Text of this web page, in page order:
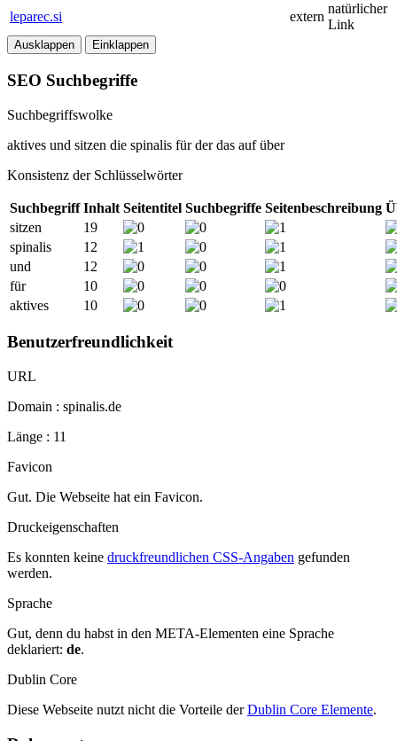
leparec.si
extern
natürlicher
Link
Ausklappen Einklappen
SEO Suchbegriffe
Suchbegriffswolke
aktives und sitzen die spinalis für der das auf über
Konsistenz der Schlüsselwörter
Suchbegriff Inhalt Seitentitel Suchbegriffe Seitenbeschreibung
sitzen
19
spinalis
12
und
12
für
10
aktives
10
Benutzerfreundlichkeit
URL
Domain : spinalis.de
Länge : 11
Favicon
Gut. Die Webseite hat ein Favicon.
Druckeigenschaften
Es konnten keine druckfreundlichen CSS-Angaben gefunden
werden.
Sprache
Gut, denn du habst in den META-Elementen eine Sprache
deklariert: de.
Dublin Core
Diese Webseite nutzt nicht die Vorteile derDublin Core Elemente.